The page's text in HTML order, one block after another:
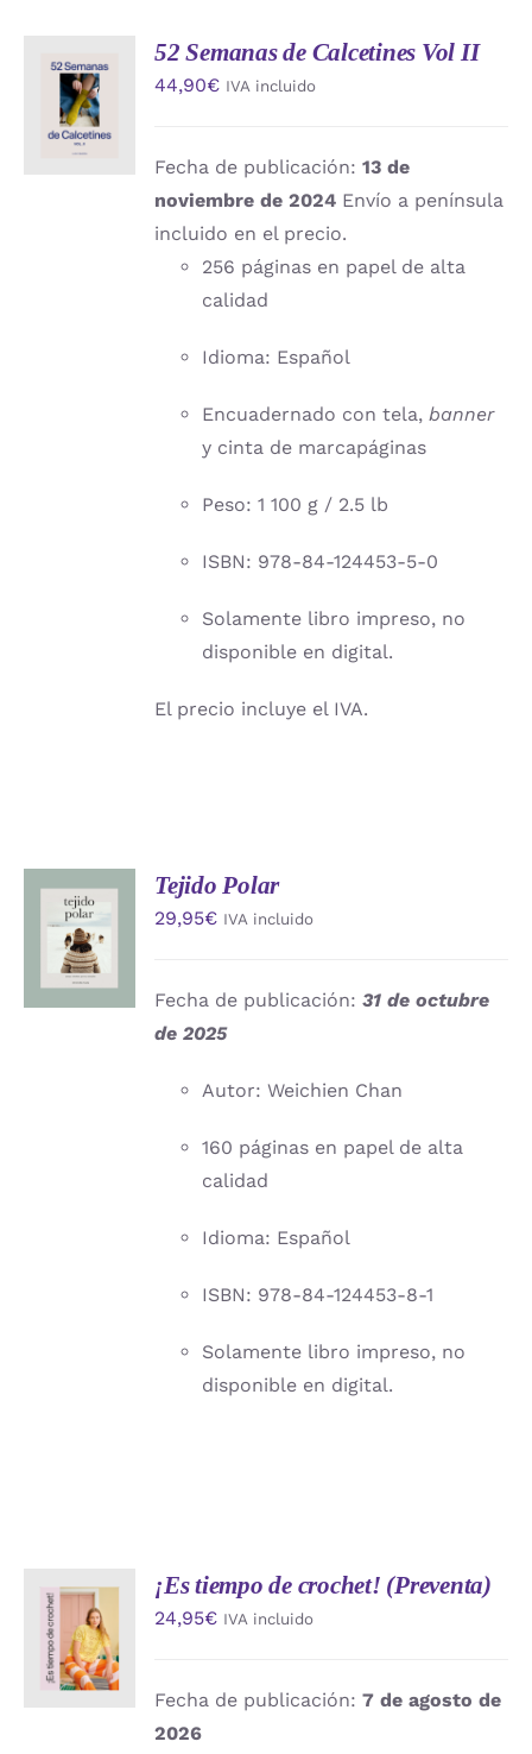
AÑADIR
AL
CARRITO
/
DETALLES
52 Semanas de Calcetines Vol II
44,90€ IVA incluido
Fecha de publicación:13 de
noviembre de 2024 Envío a península
incluido en el precio.
256 páginas en papel de alta
calidad
Idioma: Español
Encuadernado con tela,banner
y cinta de marcapáginas
Peso: 1 100 g / 2.5 lb
ISBN: 978-84-124453-5-0
Solamente libro impreso, no
disponible en digital.
El precio incluye el IVA.
AÑADIR
AL
CARRITO
/
DETALLES
Tejido Polar
29,95€ IVA incluido
Fecha de publicación:31 de octubre
de 2025
Autor: Weichien Chan
160 páginas en papel de alta
calidad
Idioma: Español
ISBN: 978-84-124453-8-1
Solamente libro impreso, no
disponible en digital.
AÑADIR
AL
CARRITO
/
DETALLES
¡Es tiempo de crochet! (Preventa)
24,95€ IVA incluido
Fecha de publicación:7 de agosto de
2026